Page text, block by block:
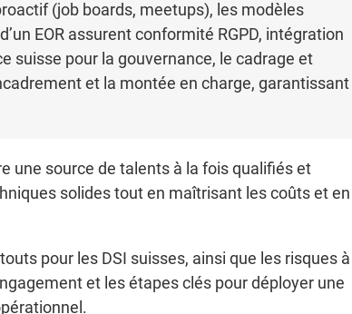
(job boards, meetups), les modèles
EOR assurent conformité RGPD, intégration
suisse pour la gouvernance, le cadrage et
et la montée en charge, garantissant
une source de talents à la fois qualifiés et
solides tout en maîtrisant les coûts et en
pour les DSI suisses, ainsi que les risques à
et les étapes clés pour déployer une